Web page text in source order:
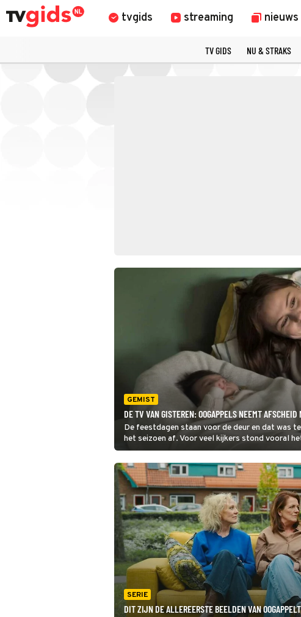
tvgids streaming nieuws
TV GIDS NU & STRAKS
GEMIST
DE TV VAN GISTEREN: OOGAPPELS NEEMT
De feestdagen staan voor de deur en dat was
het seizoen af. Voor veel kijkers stond vooral
SERIE
DIT ZIJN DE ALLEREERSTE BEELDEN VAN